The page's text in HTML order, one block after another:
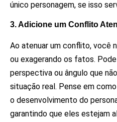
único personagem, se isso
3. Adicione um Conflito
Ao atenuar um conflito, você
ou exagerando os fatos.
perspectiva ou ângulo que
situação real. Pense em
o desenvolvimento do
garantindo que eles estejam